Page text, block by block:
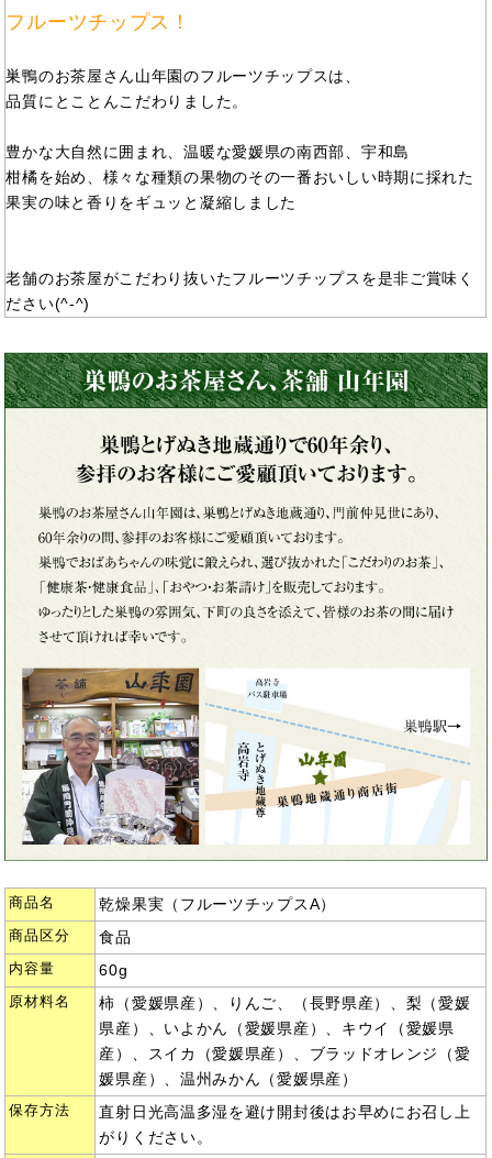
フルーツチップス！
巣鴨のお茶屋さん山年園のフルーツチップスは、
品質にとことんこだわりました。
豊かな大自然に囲まれ、温暖な愛媛県の南西部、宇和島
柑橘を始め、様々な種類の果物のその一番おいしい時期に採れた
果実の味と香りをギュッと凝縮しました
老舗のお茶屋がこだわり抜いたフルーツチップスを是非ご賞味く
ださい(^-^)
商品名 乾燥果実（フルーツチップスA）
商品区分 食品
内容量 60g
原材料名
柿（愛媛県産）、りんご、（長野県産）、梨（愛媛
県産）、いよかん（愛媛県産）、キウイ（愛媛県
産）、スイカ（愛媛県産）、ブラッドオレンジ（愛
媛県産）、温州みかん（愛媛県産）
保存方法
直射日光高温多湿を避け開封後はお早めにお召し上
がりください。